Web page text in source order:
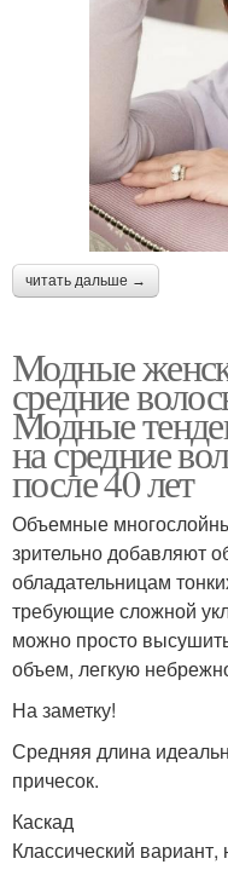
читать дальше →
Модные
средние
Модные
на средние
после 40 лет
Объемные
зрительно добавляют
обладательницам
требующие сложной
можно просто
объем, легкую
На заметку!
Средняя длина
причесок.
Каскад
Классический